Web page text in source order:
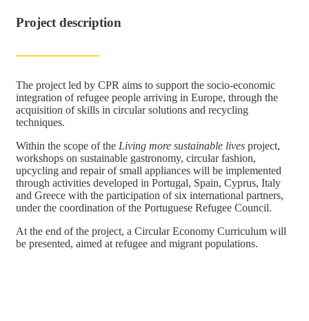
Project description
The project led by CPR aims to support the socio-economic
integration of refugee people arriving in Europe, through the
acquisition of skills in circular solutions and recycling
techniques.
Within the scope of the Living more sustainable lives project,
workshops on sustainable gastronomy, circular fashion,
upcycling and repair of small appliances will be implemented
through activities developed in Portugal, Spain, Cyprus, Italy
and Greece with the participation of six international partners,
under the coordination of the Portuguese Refugee Council.
At the end of the project, a Circular Economy Curriculum will
be presented, aimed at refugee and migrant populations.